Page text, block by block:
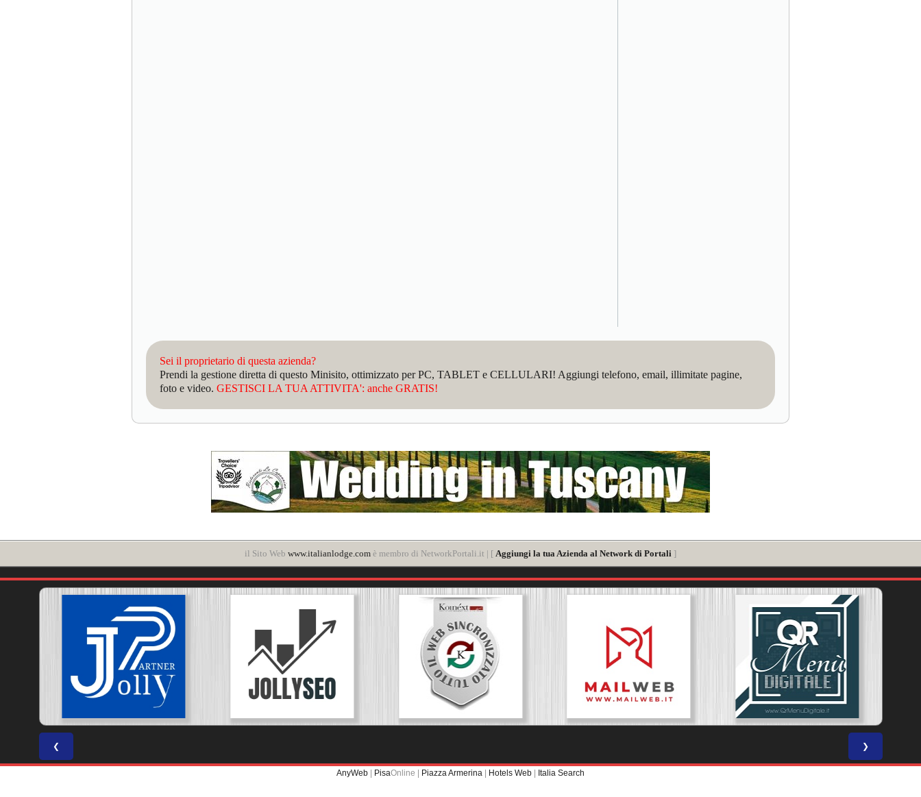
Sei il proprietario di questa azienda?
Prendi la gestione diretta di questo Minisito, ottimizzato per PC, TABLET e CELLULARI! Aggiungi telefono, email, illimitate pagine,
foto e video. GESTISCI LA TUA ATTIVITA': anche GRATIS!
il Sito Web www.italianlodge.com è membro di NetworkPortali.it | [ Aggiungi la tua Azienda al Network di Portali ]
❮ ❯
AnyWeb | PisaOnline | Piazza Armerina | Hotels Web | Italia Search